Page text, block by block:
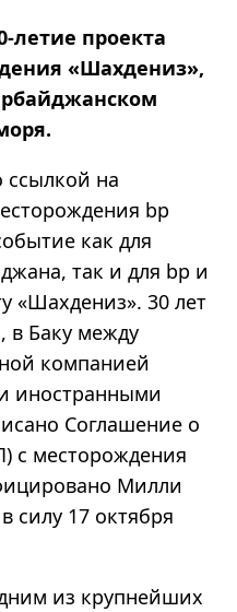
летие проекта
«Шахдениз»,
ссылкой на
bp
как для
так и для bp и
«Шахдениз». 30 лет
в Баку между
компанией
иностранными
Соглашение о
с месторождения
Милли
силу 17 октября
из крупнейших